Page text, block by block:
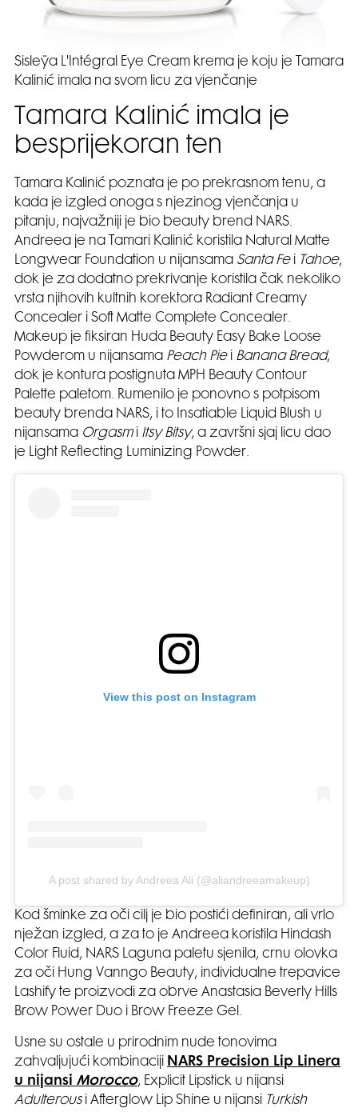
Sisleÿa L'Intégral Eye Cream krema je koju je Tamara
Kalinić imala na svom licu za vjenčanje
Tamara Kalinić imala je
besprijekoran ten
Tamara Kalinić poznata je po prekrasnom tenu, a
kada je izgled onoga s njezinog vjenčanja u
pitanju, najvažniji je bio beauty brend NARS.
Andreea je na Tamari Kalinić koristila Natural Matte
Longwear Foundation u nijansama Santa Fei Tahoe,
dok je za dodatno prekrivanje koristila čak nekoliko
vrsta njihovih kultnih korektora Radiant Creamy
Concealer i Soft Matte Complete Concealer.
Makeup je fiksiran Huda Beauty Easy Bake Loose
Powderom u nijansama Peach Piei Banana Bread,
dok je kontura postignuta MPH Beauty Contour
Palette paletom. Rumenilo je ponovno s potpisom
beauty brenda NARS, i to Insatiable Liquid Blush u
nijansama Orgasmi Itsy Bitsy, a završni sjaj licu dao
je Light Reflecting Luminizing Powder.
View this post on Instagram
A post shared by Andreea Ali (@aliandreeamakeup)
Kod šminke za oči cilj je bio postići definiran, ali vrlo
nježan izgled, a za to je Andreea koristila Hindash
Color Fluid, NARS Laguna paletu sjenila, crnu olovka
za oči Hung Vanngo Beauty, individualne trepavice
Lashify te proizvodi za obrve Anastasia Beverly Hills
Brow Power Duo i Brow Freeze Gel.
Usne su ostale u prirodnim nude tonovima
zahvaljujući kombinaciji NARS Precision Lip Linera
u nijansi Morocco, Explicit Lipstick u nijansi
Adulterousi Afterglow Lip Shine u nijansi Turkish